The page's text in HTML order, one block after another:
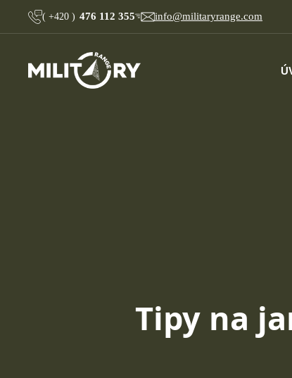
( +420 ) 476 112 355 info@militaryrange.com
Tipy na